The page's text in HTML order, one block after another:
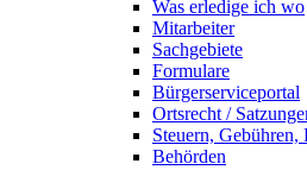
Was erledige ich wo
Mitarbeiter
Sachgebiete
Formulare
Bürgerserviceportal
Ortsrecht /
Steuern, Gebühren,
Behörden